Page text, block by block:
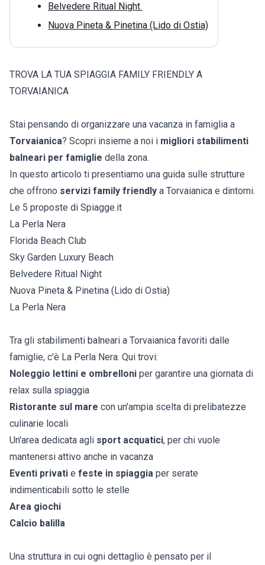
Belvedere Ritual Night
Nuova Pineta & Pinetina (Lido di Ostia)
TROVA LA TUA SPIAGGIA FAMILY FRIENDLY A
TORVAIANICA
Stai pensando di organizzare una vacanza in famiglia a
Torvaianica? Scopri insieme a noi i migliori stabilimenti
balneari per famiglie della zona.
In questo articolo ti presentiamo una guida sulle strutture
che offrono servizi family friendly a Torvaianica e dintorni.
Le 5 proposte di Spiagge.it
La Perla Nera
Florida Beach Club
Sky Garden Luxury Beach
Belvedere Ritual Night
Nuova Pineta & Pinetina (Lido di Ostia)
La Perla Nera
Tra gli stabilimenti balneari a Torvaianica favoriti dalle
famiglie, c'è La Perla Nera. Qui trovi:
Noleggio lettini e ombrelloni per garantire una giornata di
relax sulla spiaggia
Ristorante sul mare con un'ampia scelta di prelibatezze
culinarie locali
Un'area dedicata agli sport acquatici, per chi vuole
mantenersi attivo anche in vacanza
Eventi privati e feste in spiaggia per serate
indimenticabili sotto le stelle
Area giochi
Calcio balilla
Una struttura in cui ogni dettaglio è pensato per il